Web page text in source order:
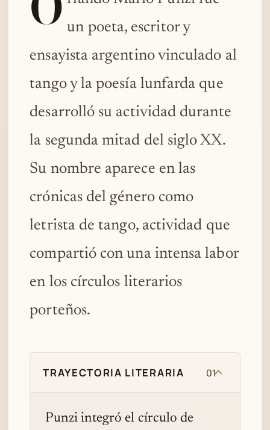
un poeta, escritor y
ensayista argentino vinculado al
tango y la poesía lunfarda que
desarrolló su actividad durante
la segunda mitad del siglo XX.
Su nombre aparece en las
crónicas del género como
letrista de tango, actividad que
compartió con una intensa labor
en los círculos literarios
porteños.
TRAYECTORIA LITERARIA 01
Punzi integró el círculo de